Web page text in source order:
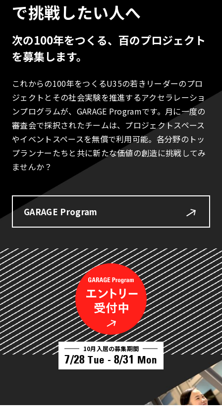
で挑戦したい人へ
次の100年をつくる、百のプロジェクト
を募集します。
これからの100年をつくるU35の若きリーダーのプロ
ジェクトとその社会実験を推進するアクセラレーショ
ンプログラムが、GARAGE Programです。月に一度の
審査会で採択されたチームは、プロジェクトスペース
やイベントスペースを無償で利用可能。各分野のトッ
プランナーたちと共に新たな価値の創造に挑戦してみ
ませんか？
GARAGE Program
10月入居の募集期間
7/28 Tue - 8/31 Mon